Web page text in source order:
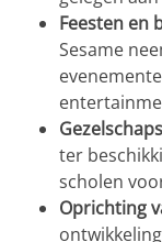
Feesten en
Sesame
ter
scholen
Oprichting